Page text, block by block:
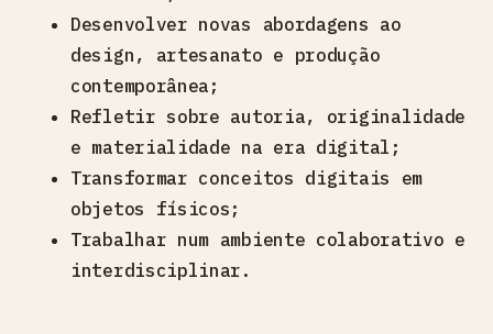
Desenvolver novas abordagens ao
design, artesanato e produção
contemporânea;
Refletir sobre autoria, originalidade
e materialidade na era digital;
Transformar conceitos digitais em
objetos físicos;
Trabalhar num ambiente colaborativo e
interdisciplinar.